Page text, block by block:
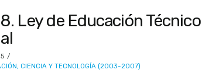
Ley de Educación Técnico
CIENCIA Y TECNOLOGÍA (2003-2007)